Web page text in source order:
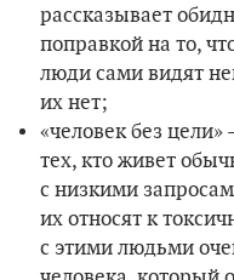
рассказывает
поправкой на то,
люди сами видят
их нет;
«человек без
тех, кто живет
с низкими
их относят к
с этими людьми